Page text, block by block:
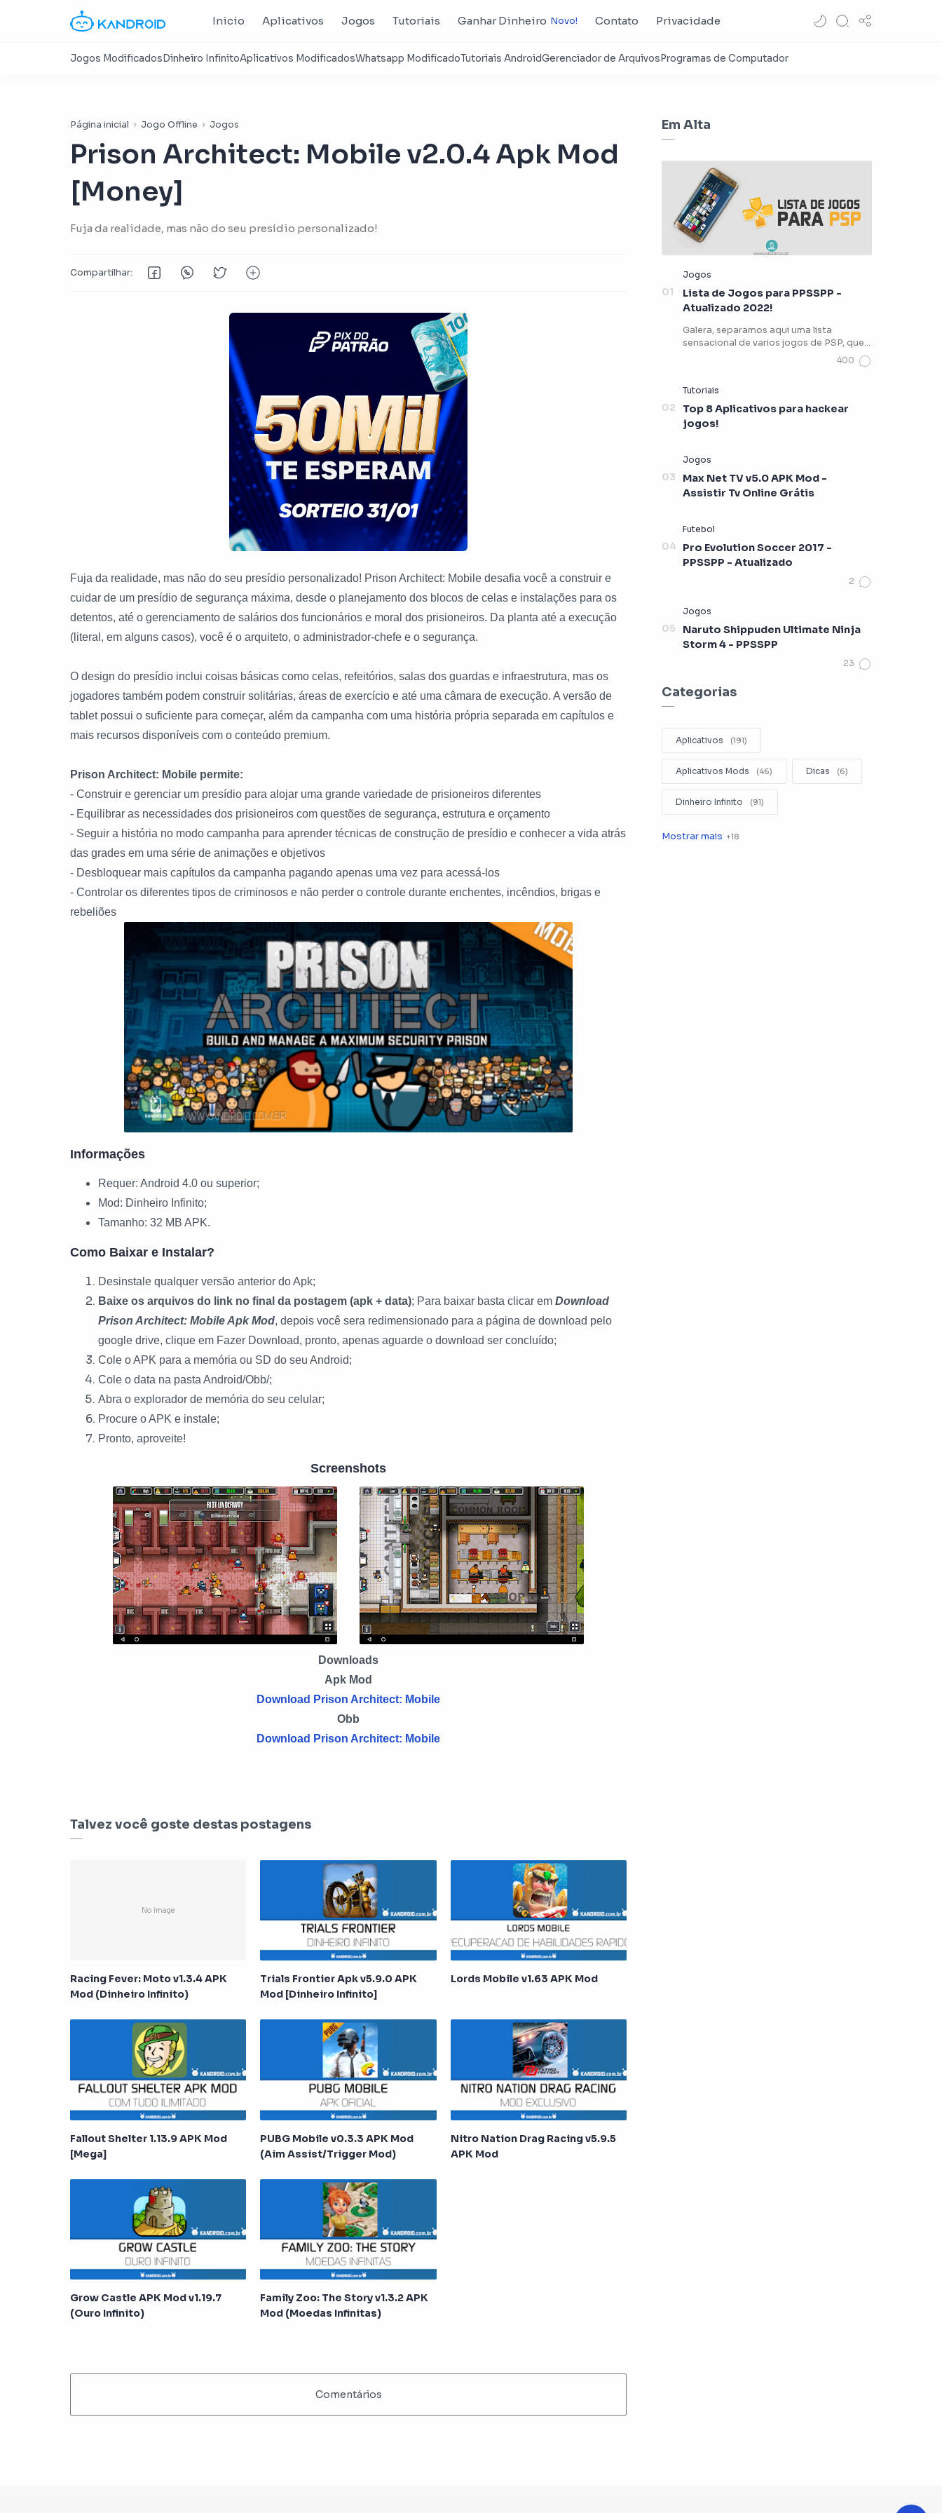
Inicio Aplicativos Jogos Tutoriais Ganhar Dinheiro Contato Privacidade
Página inicial Jogo Offline Jogos
Prison Architect: Mobile v2.0.4 Apk Mod
[Money]
Fuja da realidade, mas não do seu presídio personalizado!
Fuja da realidade, mas não do seu presídio personalizado! Prison Architect: Mobile desafia você a construir e
cuidar de um presídio de segurança máxima, desde o planejamento dos blocos de celas e instalações para os
detentos, até o gerenciamento de salários dos funcionários e moral dos prisioneiros. Da planta até a execução
(literal, em alguns casos), você é o arquiteto, o administrador-chefe e o segurança.
O design do presídio inclui coisas básicas como celas, refeitórios, salas dos guardas e infraestrutura, mas os
jogadores também podem construir solitárias, áreas de exercício e até uma câmara de execução. A versão de
tablet possui o suficiente para começar, além da campanha com uma história própria separada em capítulos e
mais recursos disponíveis com o conteúdo premium.
Prison Architect: Mobile permite:
- Construir e gerenciar um presídio para alojar uma grande variedade de prisioneiros diferentes
- Equilibrar as necessidades dos prisioneiros com questões de segurança, estrutura e orçamento
- Seguir a história no modo campanha para aprender técnicas de construção de presídio e conhecer a vida atrás
das grades em uma série de animações e objetivos
- Desbloquear mais capítulos da campanha pagando apenas uma vez para acessá-los
- Controlar os diferentes tipos de criminosos e não perder o controle durante enchentes, incêndios, brigas e
rebeliões
Informações
Requer: Android 4.0 ou superior;
Mod: Dinheiro Infinito;
Tamanho: 32 MB APK.
Como Baixar e Instalar?
Desinstale qualquer versão anterior do Apk;
Baixe os arquivos do link no final da postagem (apk + data); Para baixar basta clicar em Download
Prison Architect: Mobile Apk Mod, depois você sera redimensionado para a página de download pelo
google drive, clique em Fazer Download, pronto, apenas aguarde o download ser concluído;
Cole o APK para a memória ou SD do seu Android;
Cole o data na pasta Android/Obb/;
Abra o explorador de memória do seu celular;
Procure o APK e instale;
Pronto, aproveite!
Screenshots
Downloads
Apk Mod
Download Prison Architect: Mobile
Obb
Download Prison Architect: Mobile
Talvez você goste destas postagens
Racing Fever: Moto v1.3.4 APK
Mod (Dinheiro Infinito)
Trials Frontier Apk v5.9.0 APK
Mod [Dinheiro Infinito]
Lords Mobile v1.63 APK Mod
Fallout Shelter 1.13.9 APK Mod
[Mega]
PUBG Mobile v0.3.3 APK Mod
(Aim Assist/Trigger Mod)
Nitro Nation Drag Racing v5.9.5
APK Mod
Grow Castle APK Mod v1.19.7
(Ouro Infinito)
Family Zoo: The Story v1.3.2 APK
Mod (Moedas Infinitas)
Em Alta
Lista de Jogos para PPSSPP -
Atualizado 2022!
Galera, separamos aqui uma lista
sensacional de varios jogos de PSP, que
Top 8 Aplicativos para hackear
jogos!
Max Net TV v5.0 APK Mod -
Assistir Tv Online Grátis
Pro Evolution Soccer 2017 -
PPSSPP - Atualizado
Naruto Shippuden Ultimate Ninja
Storm 4 - PPSSPP
Categorias
Aplicativos
Aplicativos Mods Dicas
Dinheiro Infinito
Editar Videos